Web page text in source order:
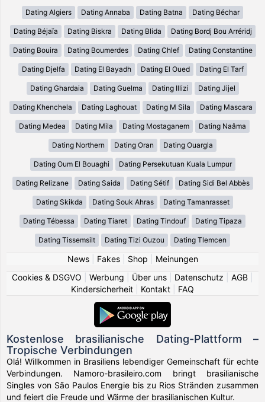
Dating Algiers Dating Annaba Dating Batna Dating Béchar
Dating Béjaïa Dating Biskra Dating Blida Dating Bordj Bou Arréridj
Dating Bouira Dating Boumerdes Dating Chlef Dating Constantine
Dating Djelfa Dating El Bayadh Dating El Oued Dating El Tarf
Dating Ghardaia Dating Guelma Dating Illizi Dating Jijel
Dating Khenchela Dating Laghouat Dating M Sila Dating Mascara
Dating Medea Dating Mila Dating Mostaganem Dating Naâma
Dating Northern Dating Oran Dating Ouargla
Dating Oum El Bouaghi Dating Persekutuan Kuala Lumpur
Dating Relizane Dating Saida Dating Sétif Dating Sidi Bel Abbès
Dating Skikda Dating Souk Ahras Dating Tamanrasset
Dating Tébessa Dating Tiaret Dating Tindouf Dating Tipaza
Dating Tissemsilt Dating Tizi Ouzou Dating Tlemcen
News| Fakes| Shop
Meinungen
Cookies & DSGVO
Werbung Über uns Datenschutz AGB
Kindersicherheit
Kontakt FAQ
Kostenlose brasilianische Dating-Plattform –
Tropische Verbindungen
Olá! Willkommen in Brasiliens lebendiger Gemeinschaft für echte
Verbindungen. Namoro-brasileiro.com bringt brasilianische
Singles von São Paulos Energie bis zu Rios Stränden zusammen
und feiert die Freude und Wärme der brasilianischen Kultur.